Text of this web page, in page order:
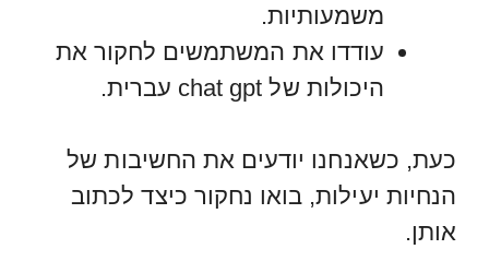
משמעותיות.
עודדו את המשתמשים לחקור את
היכולות של chat gpt עברית.
כעת, כשאנחנו יודעים את החשיבות של
הנחיות יעילות, בואו נחקור כיצד לכתוב
אותן.